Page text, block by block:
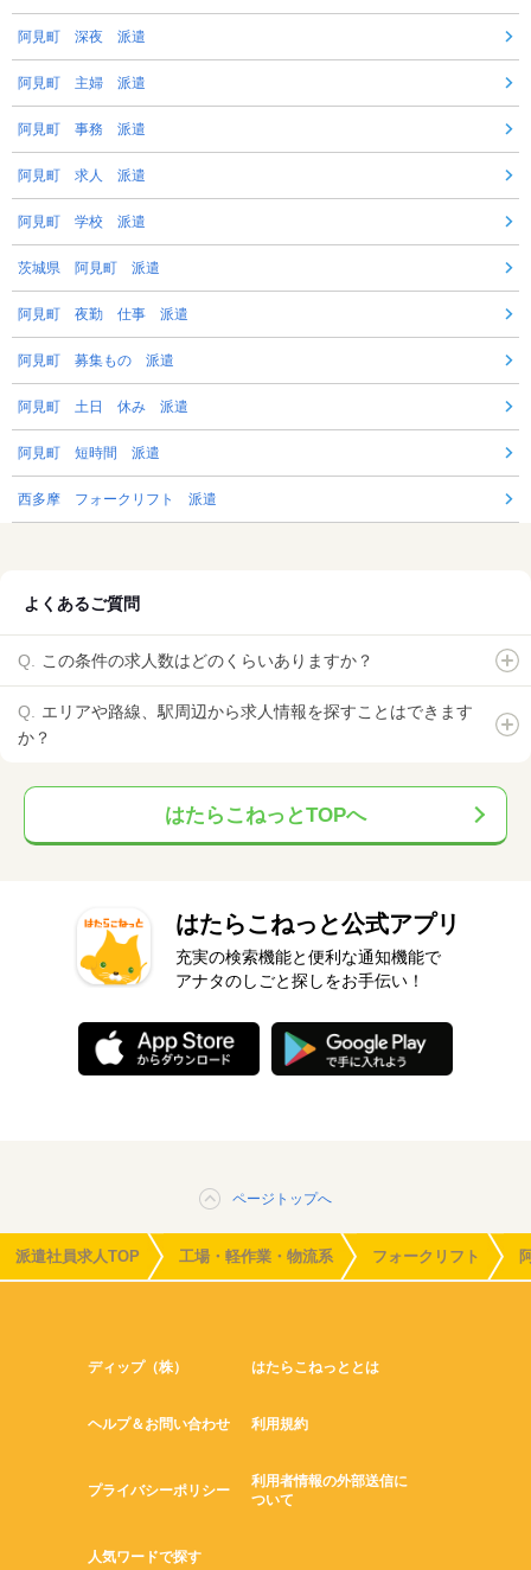
阿見町 深夜 派遣
阿見町 主婦 派遣
阿見町 事務 派遣
阿見町 求人 派遣
阿見町 学校 派遣
茨城県 阿見町 派遣
阿見町 夜勤 仕事 派遣
阿見町 募集もの 派遣
阿見町 土日 休み 派遣
阿見町 短時間 派遣
西多摩 フォークリフト 派遣
よくあるご質問
この条件の求人数はどのくらいありますか？
エリアや路線、駅周辺から求人情報を探すことはできます
か？
はたらこねっとTOPへ
はたらこねっと公式アプリ
充実の検索機能と便利な通知機能で
アナタのしごと探しをお手伝い！
ページトップへ
派遣社員求人TOP 工場・軽作業・物流系 フォークリフト
ディップ（株） はたらこねっととは
ヘルプ＆お問い合わせ 利用規約
プライバシーポリシー
利用者情報の外部送信に
ついて
人気ワードで探す